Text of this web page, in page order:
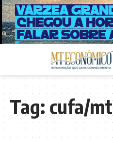
Tag:cufa/mt